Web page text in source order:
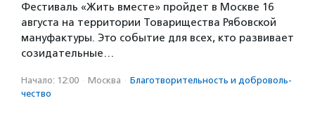
Фестиваль «Жить вместе» пройдет в Москве 16
августа на территории Товарищества Рябовской
мануфактуры. Это событие для всех, кто развивает
созидательные…
Начало: 12:00 · Москва · Благотвори­тель­ность и доброволь­
чест­во